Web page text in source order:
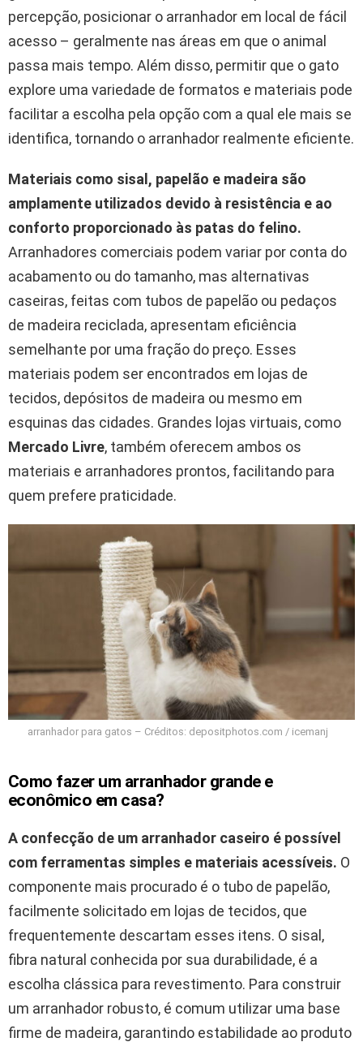
percepção, posicionar o arranhador em local de fácil
acesso – geralmente nas áreas em que o animal
passa mais tempo. Além disso, permitir que o gato
explore uma variedade de formatos e materiais pode
facilitar a escolha pela opção com a qual ele mais se
identifica, tornando o arranhador realmente eficiente.
Materiais como sisal, papelão e madeira são
amplamente utilizados devido à resistência e ao
conforto proporcionado às patas do felino.
Arranhadores comerciais podem variar por conta do
acabamento ou do tamanho, mas alternativas
caseiras, feitas com tubos de papelão ou pedaços
de madeira reciclada, apresentam eficiência
semelhante por uma fração do preço. Esses
materiais podem ser encontrados em lojas de
tecidos, depósitos de madeira ou mesmo em
esquinas das cidades. Grandes lojas virtuais, como
Mercado Livre, também oferecem ambos os
materiais e arranhadores prontos, facilitando para
quem prefere praticidade.
arranhador para gatos – Créditos: depositphotos.com / icemanj
Como fazer um arranhador grande e
econômico em casa?
A confecção de um arranhador caseiro é possível
com ferramentas simples e materiais acessíveis. O
componente mais procurado é o tubo de papelão,
facilmente solicitado em lojas de tecidos, que
frequentemente descartam esses itens. O sisal,
fibra natural conhecida por sua durabilidade, é a
escolha clássica para revestimento. Para construir
um arranhador robusto, é comum utilizar uma base
firme de madeira, garantindo estabilidade ao produto